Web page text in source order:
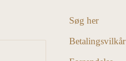
Søg her
Betalingsvilkår